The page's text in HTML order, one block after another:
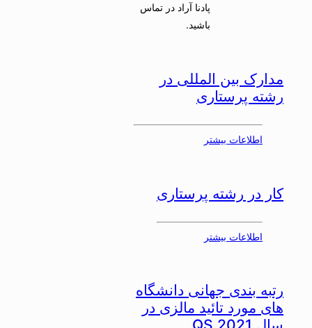
پادنا آراد در تماس
باشید.
مدارک بین المللی در
رشته پرستاری
اطلاعات بیشتر
کار در رشته پرستاری
اطلاعات بیشتر
رتبه بندی جهانی دانشگاه
های مورد تائید مالزی در